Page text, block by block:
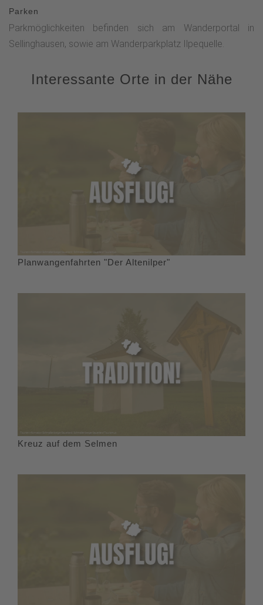
Parken
Parkmöglichkeiten befinden sich am Wanderportal in
Sellinghausen, sowie am Wanderparkplatz Ilpequelle.
Interessante Orte in der Nähe
Planwangenfahrten "Der Altenilper"
Kreuz auf dem Selmen